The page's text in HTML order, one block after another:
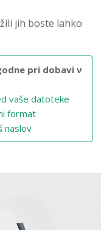
jih boste lahko
pri dobavi v
vaše datoteke
format
naslov